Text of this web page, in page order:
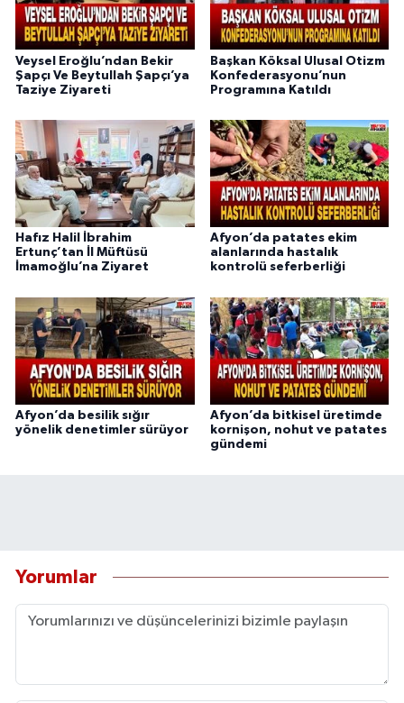
Veysel Eroğlu’ndan Bekir
Şapçı Ve Beytullah Şapçı’ya
Taziye Ziyareti
Başkan Köksal Ulusal Otizm
Konfederasyonu’nun
Programına Katıldı
Hafız Halil İbrahim
Ertunç’tan İl Müftüsü
İmamoğlu’na Ziyaret
Afyon’da patates ekim
alanlarında hastalık
kontrolü seferberliği
Afyon’da besilik sığır
yönelik denetimler sürüyor
Afyon’da bitkisel üretimde
kornişon, nohut ve patates
gündemi
Yorumlar